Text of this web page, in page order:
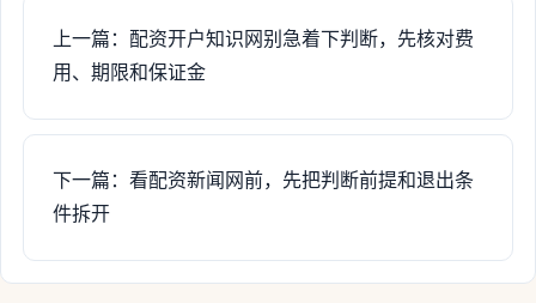
上一篇：配资开户知识网别急着下判断，先核对费
用、期限和保证金
下一篇：看配资新闻网前，先把判断前提和退出条
件拆开